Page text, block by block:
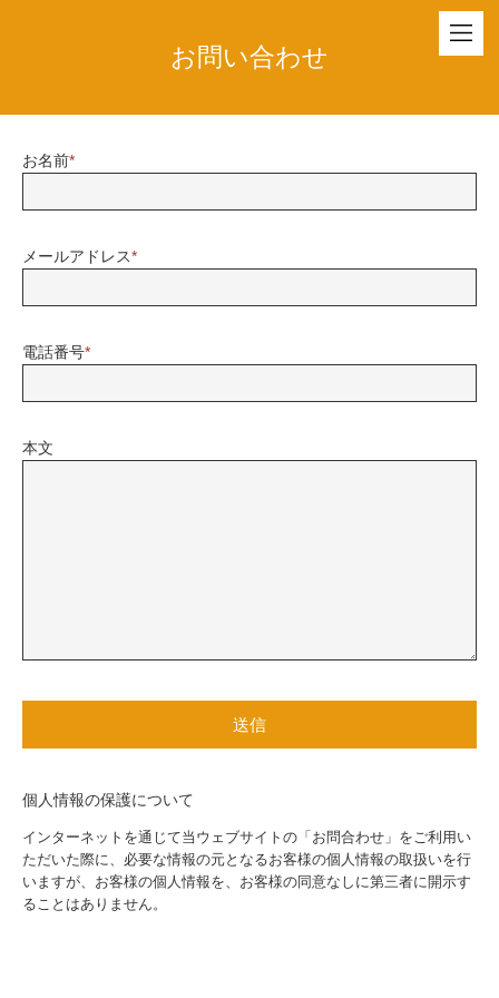
お問い合わせ
お名前*
メールアドレス*
電話番号*
本文
個人情報の保護について
インターネットを通じて当ウェブサイトの「お問合わせ」をご利用い
ただいた際に、必要な情報の元となるお客様の個人情報の取扱いを行
いますが、お客様の個人情報を、お客様の同意なしに第三者に開示す
ることはありません。